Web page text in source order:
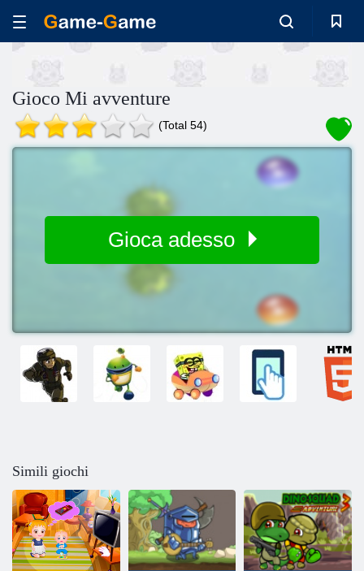
Gioco Mi avventure
(Total 54)
Gioca adesso
Simili giochi